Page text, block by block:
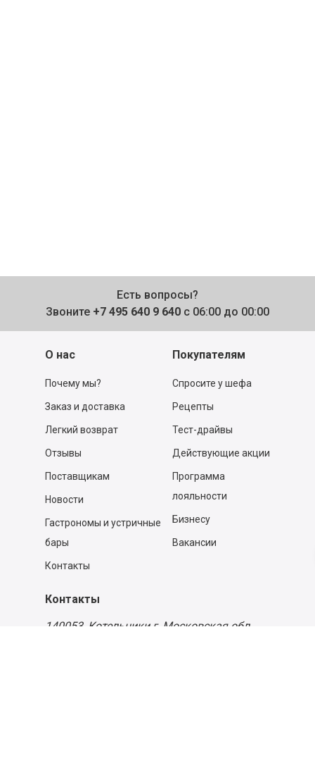
Есть вопросы?
Звоните +7 495 640 9 640 с 06:00 до 00:00
О нас
Почему мы?
Заказ и доставка
Легкий возврат
Отзывы
Поставщикам
Новости
Гастрономы и устричные
бары
Контакты
Покупателям
Спросите у шефа
Рецепты
Тест-драйвы
Действующие акции
Программа
лояльности
Бизнесу
Вакансии
Контакты
140053, Котельники г, Московская обл.